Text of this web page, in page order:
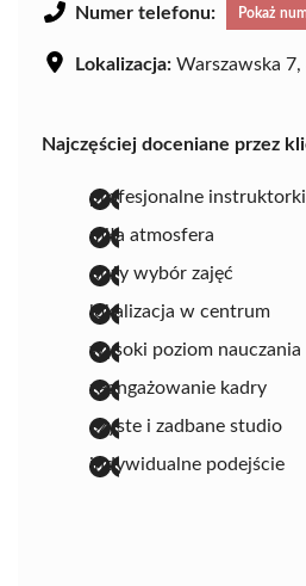
Numer telefonu: Pokaż
Lokalizacja: Warszawska
Najczęściej doceniane przez
profesjonalne instruktorki
miła atmosfera
duży wybór zajęć
lokalizacja w centrum
wysoki poziom nauczania
zaangażowanie kadry
czyste i zadbane studio
indywidualne podejście